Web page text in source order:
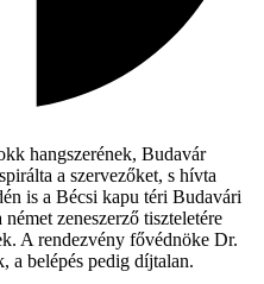
hangszerének, Budavár
a szervezőket, s hívta
is a Bécsi kapu téri Budavári
zeneszerző tiszteletére
A rendezvény fővédnöke Dr.
a belépés pedig díjtalan.